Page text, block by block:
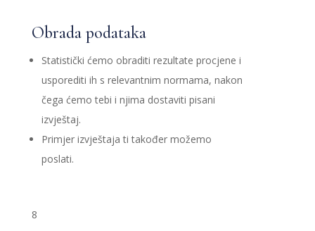
Obrada podataka
Statistički ćemo obraditi rezultate procjene i
usporediti ih s relevantnim normama, nakon
čega ćemo tebi i njima dostaviti pisani
izvještaj.
Primjer izvještaja ti također možemo
poslati.
8